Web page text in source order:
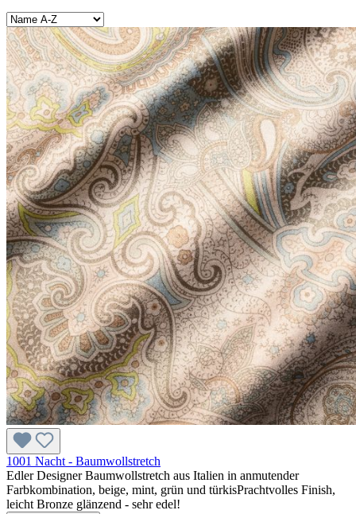
1001 Nacht - Baumwollstretch
Edler Designer Baumwollstretch aus Italien in anmutender
Farbkombination, beige, mint, grün und türkisPrachtvolles Finish,
leicht Bronze glänzend - sehr edel!